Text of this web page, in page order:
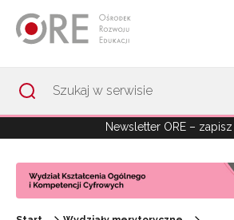
Newsletter ORE – zapisz